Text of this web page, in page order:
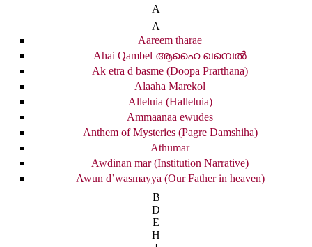
A
A
Aareem tharae
Ahai Qambel ആഹൈ ഖമ്പെൽ
Ak etra d basme (Doopa Prarthana)
Alaaha Marekol
Alleluia (Halleluia)
Ammaanaa ewudes
Anthem of Mysteries (Pagre Damshiha)
Athumar
Awdinan mar (Institution Narrative)
Awun d’wasmayya (Our Father in heaven)
B
D
E
H